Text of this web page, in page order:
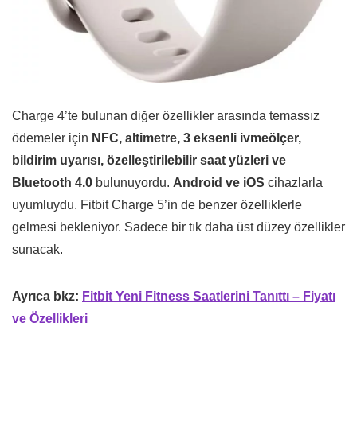
Charge 4’te bulunan diğer özellikler arasında temassız
ödemeler için NFC, altimetre, 3 eksenli ivmeölçer,
bildirim uyarısı, özelleştirilebilir saat yüzleri ve
Bluetooth 4.0 bulunuyordu. Android ve iOS cihazlarla
uyumluydu. Fitbit Charge 5’in de benzer özelliklerle
gelmesi bekleniyor. Sadece bir tık daha üst düzey özellikler
sunacak.
Ayrıca bkz: Fitbit Yeni Fitness Saatlerini Tanıttı – Fiyatı
ve Özellikleri